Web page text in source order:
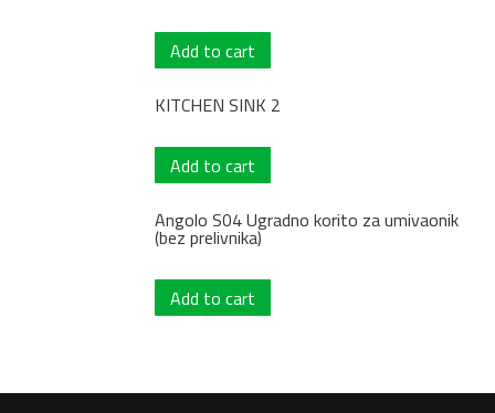
Add to cart
KITCHEN SINK 2
Add to cart
Angolo S04 Ugradno korito za umivaonik
(bez prelivnika)
Add to cart